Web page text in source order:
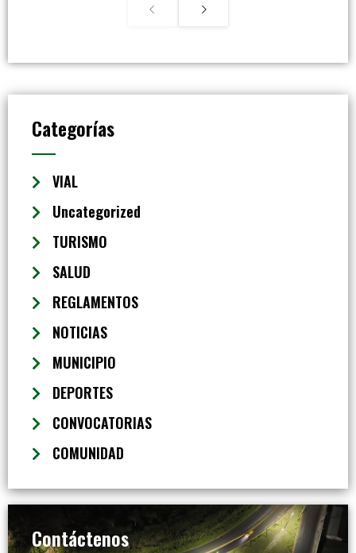
Categorías
VIAL
Uncategorized
TURISMO
SALUD
REGLAMENTOS
NOTICIAS
MUNICIPIO
DEPORTES
CONVOCATORIAS
COMUNIDAD
Contáctenos